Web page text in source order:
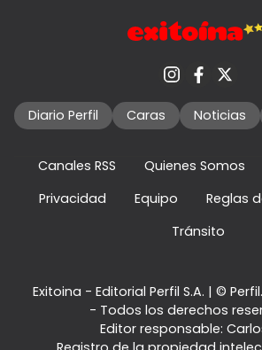
Diario Perfil Caras Noticias
Canales RSS Quienes Somos
Privacidad
Equipo
Reglas
Tránsito
Exitoina - Editorial Perfil S.A. | ©
- Todos los derechos
Editor responsable: